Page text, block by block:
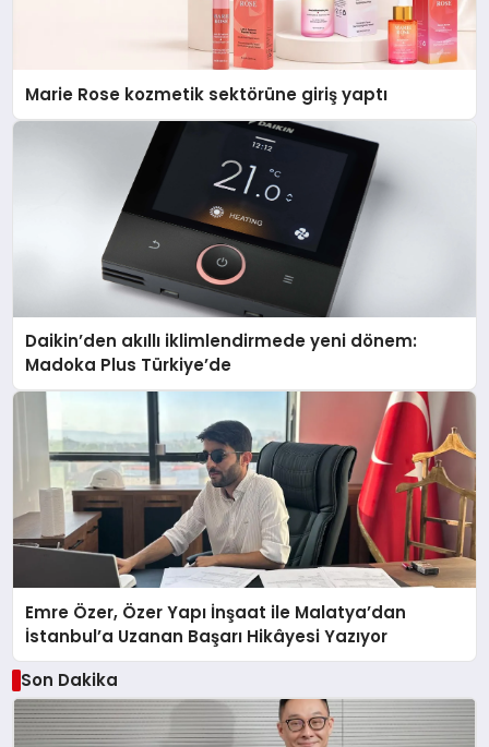
Marie Rose kozmetik sektörüne giriş yaptı
Daikin’den akıllı iklimlendirmede yeni dönem:
Madoka Plus Türkiye’de
Emre Özer, Özer Yapı İnşaat ile Malatya’dan
İstanbul’a Uzanan Başarı Hikâyesi Yazıyor
Son Dakika